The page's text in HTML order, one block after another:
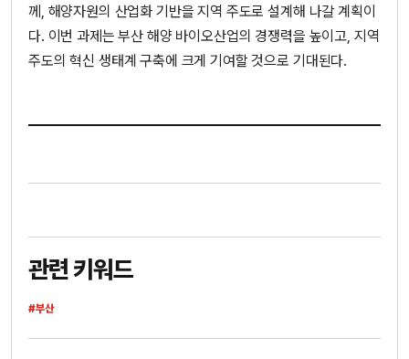
께, 해양자원의 산업화 기반을 지역 주도로 설계해 나갈 계획이
다. 이번 과제는 부산 해양 바이오산업의 경쟁력을 높이고, 지역
주도의 혁신 생태계 구축에 크게 기여할 것으로 기대된다.
관련 키워드
#부산